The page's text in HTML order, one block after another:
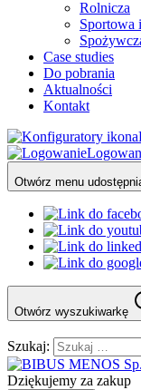
Rolnicza
Sportowa
Case studies
Do pobrania
Aktualności
Kontakt
Otwórz menu
Otwórz wyszukiwarkę
Szukaj:
Dziękujemy za zakup